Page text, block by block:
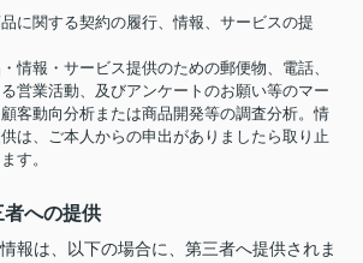
に関する契約の履行、情報、サービスの提
情報・サービス提供のための郵便物、電話、
営業活動、及びアンケートのお願い等のマー
客動向分析または商品開発等の調査分析。情
は、ご本人からの申出がありましたら取り止
す。
への提供
報は、以下の場合に、第三者へ提供されま